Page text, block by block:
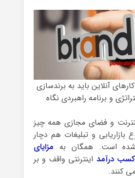
آنلاین باید به برندسازی
و برنامه راهبردی نگاه
و فضای مجازی همه چیز
و تبلیغات هم دچار
است. همگان به مزایای
کسب درآمد اینترنتی واقف و بر
کنند.